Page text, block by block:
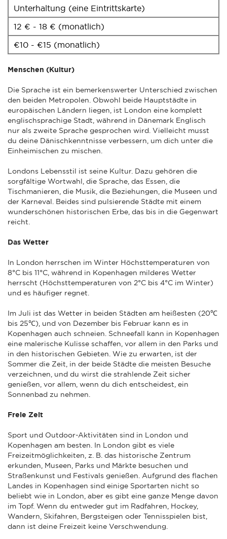
Unterhaltung (eine Eintrittskarte)
12 € - 18 € (monatlich)
€10 - €15 (monatlich)
Menschen (Kultur)
Die Sprache ist ein bemerkenswerter Unterschied zwischen
den beiden Metropolen. Obwohl beide Hauptstädte in
europäischen Ländern liegen, ist London eine komplett
englischsprachige Stadt, während in Dänemark Englisch
nur als zweite Sprache gesprochen wird. Vielleicht musst
du deine Dänischkenntnisse verbessern, um dich unter die
Einheimischen zu mischen.
Londons Lebensstil ist seine Kultur. Dazu gehören die
sorgfältige Wortwahl, die Sprache, das Essen, die
Tischmanieren, die Musik, die Beziehungen, die Museen und
der Karneval. Beides sind pulsierende Städte mit einem
wunderschönen historischen Erbe, das bis in die Gegenwart
reicht.
Das Wetter
In London herrschen im Winter Höchsttemperaturen von
8°C bis 11°C, während in Kopenhagen milderes Wetter
herrscht (Höchsttemperaturen von 2°C bis 4°C im Winter)
und es häufiger regnet.
Im Juli ist das Wetter in beiden Städten am heißesten (20℃
bis 25℃), und von Dezember bis Februar kann es in
Kopenhagen auch schneien. Schneefall kann in Kopenhagen
eine malerische Kulisse schaffen, vor allem in den Parks und
in den historischen Gebieten. Wie zu erwarten, ist der
Sommer die Zeit, in der beide Städte die meisten Besuche
verzeichnen, und du wirst die strahlende Zeit sicher
genießen, vor allem, wenn du dich entscheidest, ein
Sonnenbad zu nehmen.
Freie Zeit
Sport und Outdoor-Aktivitäten sind in London und
Kopenhagen am besten. In London gibt es viele
Freizeitmöglichkeiten, z. B. das historische Zentrum
erkunden, Museen, Parks und Märkte besuchen und
Straßenkunst und Festivals genießen. Aufgrund des flachen
Landes in Kopenhagen sind einige Sportarten nicht so
beliebt wie in London, aber es gibt eine ganze Menge davon
im Topf. Wenn du entweder gut im Radfahren, Hockey,
Wandern, Skifahren, Bergsteigen oder Tennisspielen bist,
dann ist deine Freizeit keine Verschwendung.